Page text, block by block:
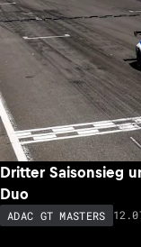
Dritter Saisonsieg
Duo
ADAC GT MASTERS